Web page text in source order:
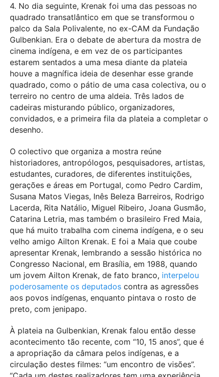
4. No dia seguinte, Krenak foi uma das pessoas no
quadrado transatlântico em que se transformou o
palco da Sala Polivalente, no ex-CAM da Fundação
Gulbenkian. Era o debate de abertura da mostra de
cinema indígena, e em vez de os participantes
estarem sentados a uma mesa diante da plateia
houve a magnífica ideia de desenhar esse grande
quadrado, como o pátio de uma casa colectiva, ou o
terreiro no centro de uma aldeia. Três lados de
cadeiras misturando público, organizadores,
convidados, e a primeira fila da plateia a completar o
desenho.
O colectivo que organiza a mostra reúne
historiadores, antropólogos, pesquisadores, artistas,
estudantes, curadores, de diferentes instituições,
gerações e áreas em Portugal, como Pedro Cardim,
Susana Matos Viegas, Inês Beleza Barreiros, Rodrigo
Lacerda, Rita Natálio, Miguel Ribeiro, Joana Gusmão,
Catarina Letria, mas também o brasileiro Fred Maia,
que há muito trabalha com cinema indígena, e o seu
velho amigo Ailton Krenak. E foi a Maia que coube
apresentar Krenak, lembrando a sessão histórica no
Congresso Nacional, em Brasília, em 1988, quando
um jovem Ailton Krenak, de fato branco, interpelou
poderosamente os deputados contra as agressões
aos povos indígenas, enquanto pintava o rosto de
preto, com jenipapo.
À plateia na Gulbenkian, Krenak falou então desse
acontecimento tão recente, com “10, 15 anos”, que é
a apropriação da câmara pelos indígenas, e a
circulação destes filmes: “um encontro de visões”.